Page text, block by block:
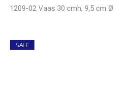
1209-02 Vaas 30 cmh, 9,5 cm Ø
SALE